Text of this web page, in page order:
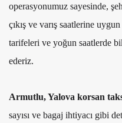
operasyonumuz sayesinde,
çıkış ve varış saatlerine
tarifeleri ve yoğun saatlerde
ederiz.
Armutlu, Yalova korsan
sayısı ve bagaj ihtiyacı gibi